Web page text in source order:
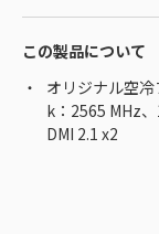
この製品について
オリジナル空
k：2565 MHz
DMI 2.1 x2